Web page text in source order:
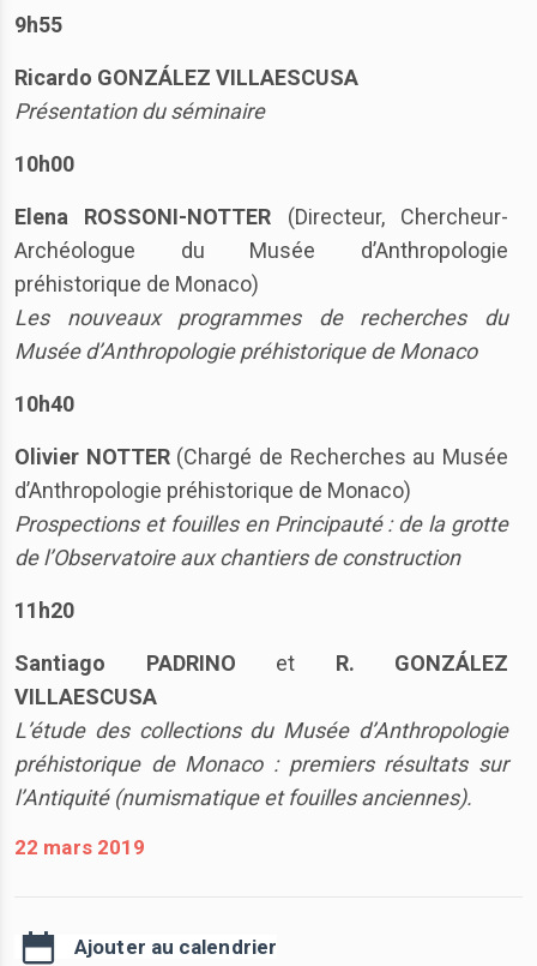
9h55
Ricardo GONZÁLEZ VILLAESCUSA
Présentation du séminaire
10h00
Elena ROSSONI-NOTTER (Directeur, Chercheur-
Archéologue du Musée d’Anthropologie
préhistorique de Monaco)
Les nouveaux programmes de recherches du
Musée d’Anthropologie préhistorique de Monaco
10h40
Olivier NOTTER(Chargé de Recherches au Musée
d’Anthropologie préhistorique de Monaco)
Prospections et fouilles en Principauté : de la grotte
de l’Observatoire aux chantiers de construction
11h20
Santiago PADRINO et R. GONZÁLEZ
VILLAESCUSA
L’étude des collections du Musée d’Anthropologie
préhistorique de Monaco : premiers résultats sur
l’Antiquité (numismatique et fouilles anciennes).
22 mars 2019
Ajouter au calendrier